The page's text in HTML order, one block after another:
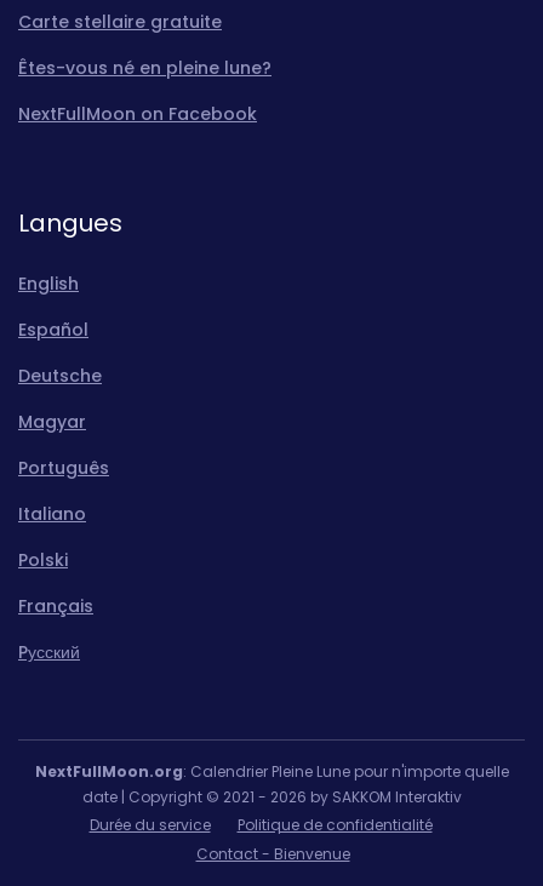
Carte stellaire gratuite
Êtes-vous né en pleine lune?
NextFullMoon on Facebook
Langues
English
Español
Deutsche
Magyar
Português
Italiano
Polski
Français
Pусский
NextFullMoon.org: Calendrier Pleine Lune pour n'importe quelle
date | Copyright © 2021 - 2026 by SAKKOM Interaktiv
Durée du service
Politique de confidentialité
Contact - Bienvenue